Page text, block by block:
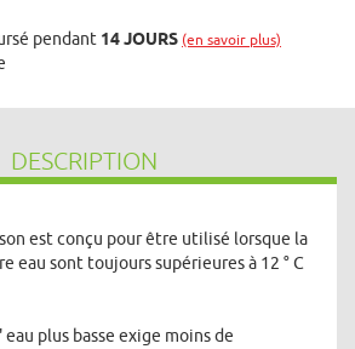
pendant 14 JOURS (en savoir plus)
DESCRIPTION
est conçu pour être utilisé lorsque la
eau sont toujours supérieures à 12 ° C
plus basse exige moins de